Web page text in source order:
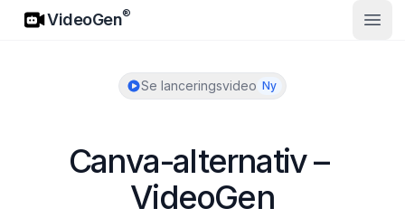
VideoGen
VideoGen®
Åbn
Se lanceringsvideo Ny
Canva-alternativ –
VideoGen